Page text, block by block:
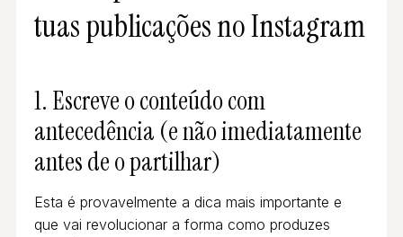
tuas publicações no Instagram
1. Escreve o conteúdo com
antecedência (e não imediatamente
antes de o partilhar)
Esta é provavelmente a dica mais importante e
que vai revolucionar a forma como produzes